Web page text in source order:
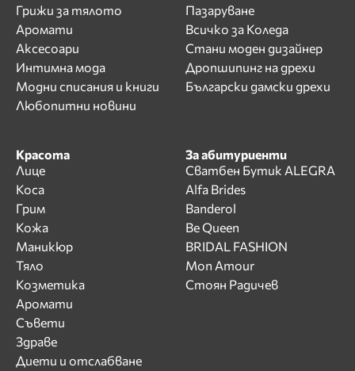
Грижи за тялото
Аромати
Аксесоари
Интимна мода
Модни списания и книги
Любопитни новини
Пазаруване
Всичко за Коледа
Стани моден дизайнер
Дропшипинг на дрехи
Български дамски дрехи
Красота
Лице
Коса
Грим
Кожа
Маникюр
Тяло
Козметика
Аромати
Съвети
Здраве
Диети и отслабване
За абитуриенти
Сватбен Бутик ALEGRA
Alfa Brides
Banderol
Be Queen
BRIDAL FASHION
Mon Amour
Стоян Радичев